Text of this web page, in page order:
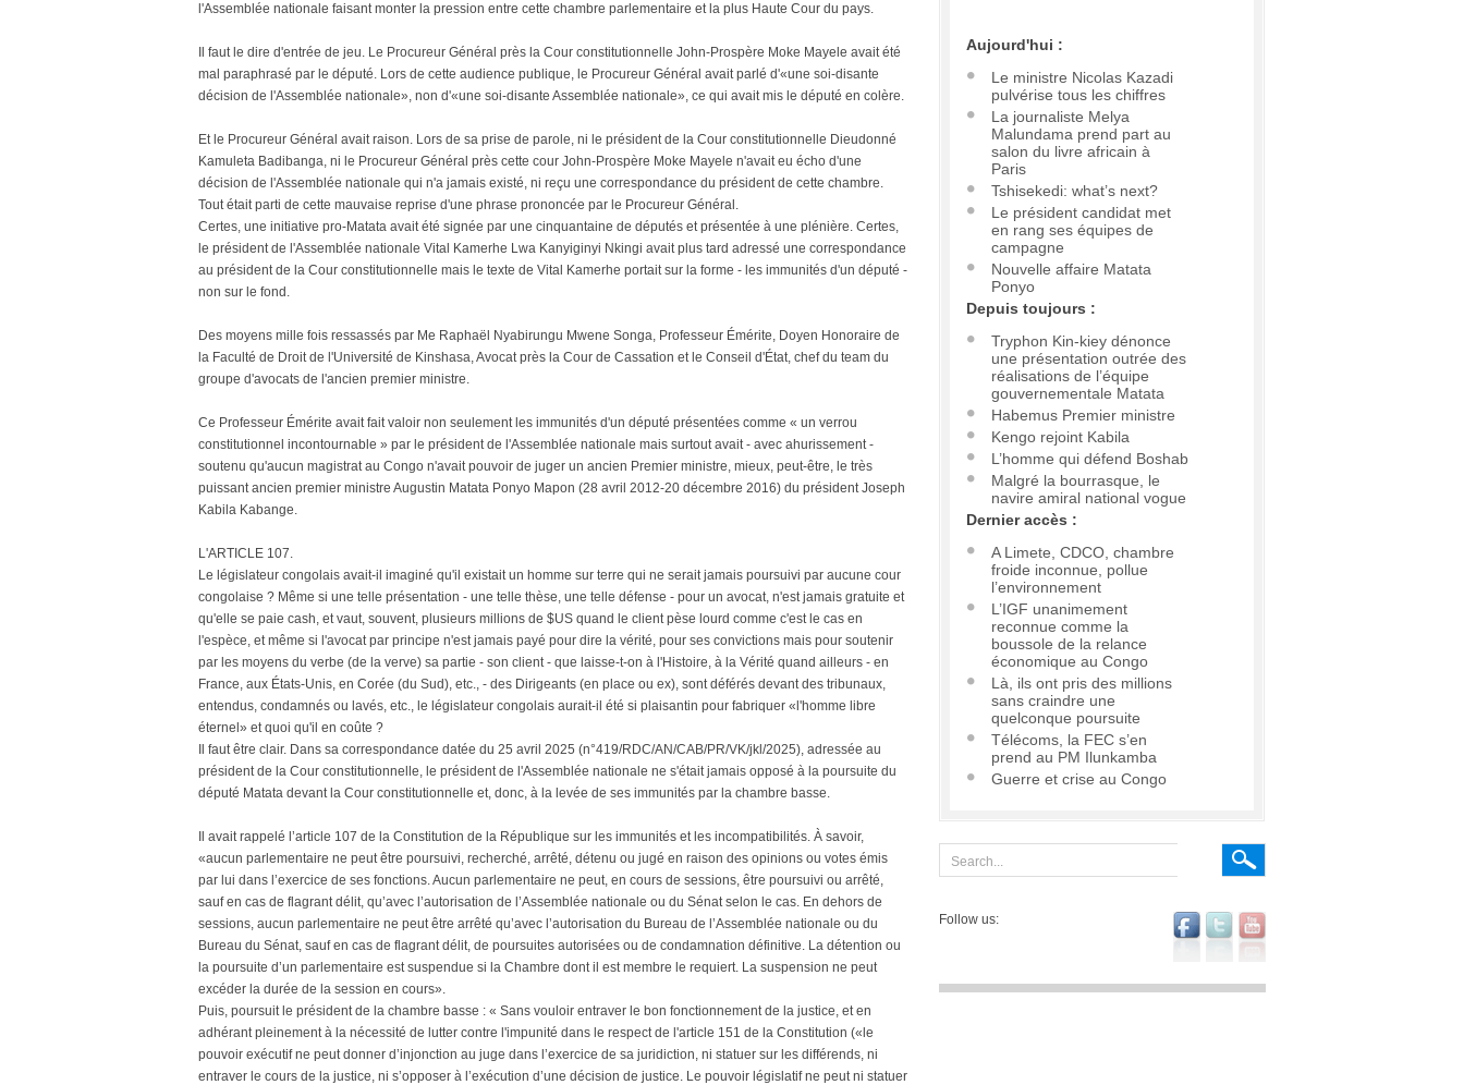
l'Assemblée nationale faisant monter la pression entre cette chambre parlementaire et la plus Haute Cour du pays.
Il faut le dire d'entrée de jeu. Le Procureur Général près la Cour constitutionnelle John-Prospère Moke Mayele avait été
mal paraphrasé par le député. Lors de cette audience publique, le Procureur Général avait parlé d'«une soi-disante
décision de l'Assemblée nationale», non d'«une soi-disante Assemblée nationale», ce qui avait mis le député en colère.
Et le Procureur Général avait raison. Lors de sa prise de parole, ni le président de la Cour constitutionnelle Dieudonné
Kamuleta Badibanga, ni le Procureur Général près cette cour John-Prospère Moke Mayele n'avait eu écho d'une
décision de l'Assemblée nationale qui n'a jamais existé, ni reçu une correspondance du président de cette chambre.
Tout était parti de cette mauvaise reprise d'une phrase prononcée par le Procureur Général.
Certes, une initiative pro-Matata avait été signée par une cinquantaine de députés et présentée à une plénière. Certes,
le président de l'Assemblée nationale Vital Kamerhe Lwa Kanyiginyi Nkingi avait plus tard adressé une correspondance
au président de la Cour constitutionnelle mais le texte de Vital Kamerhe portait sur la forme - les immunités d'un député -
non sur le fond.
Des moyens mille fois ressassés par Me Raphaël Nyabirungu Mwene Songa, Professeur Émérite, Doyen Honoraire de
la Faculté de Droit de l'Université de Kinshasa, Avocat près la Cour de Cassation et le Conseil d'État, chef du team du
groupe d'avocats de l'ancien premier ministre.
Ce Professeur Émérite avait fait valoir non seulement les immunités d'un député présentées comme « un verrou
constitutionnel incontournable » par le président de l'Assemblée nationale mais surtout avait - avec ahurissement -
soutenu qu'aucun magistrat au Congo n'avait pouvoir de juger un ancien Premier ministre, mieux, peut-être, le très
puissant ancien premier ministre Augustin Matata Ponyo Mapon (28 avril 2012-20 décembre 2016) du président Joseph
Kabila Kabange.
L'ARTICLE 107.
Le législateur congolais avait-il imaginé qu'il existait un homme sur terre qui ne serait jamais poursuivi par aucune cour
congolaise ? Même si une telle présentation - une telle thèse, une telle défense - pour un avocat, n'est jamais gratuite et
qu'elle se paie cash, et vaut, souvent, plusieurs millions de $US quand le client pèse lourd comme c'est le cas en
l'espèce, et même si l'avocat par principe n'est jamais payé pour dire la vérité, pour ses convictions mais pour soutenir
par les moyens du verbe (de la verve) sa partie - son client - que laisse-t-on à l'Histoire, à la Vérité quand ailleurs - en
France, aux États-Unis, en Corée (du Sud), etc., - des Dirigeants (en place ou ex), sont déférés devant des tribunaux,
entendus, condamnés ou lavés, etc., le législateur congolais aurait-il été si plaisantin pour fabriquer «l'homme libre
éternel» et quoi qu'il en coûte ?
Il faut être clair. Dans sa correspondance datée du 25 avril 2025 (n°419/RDC/AN/CAB/PR/VK/jkl/2025), adressée au
président de la Cour constitutionnelle, le président de l'Assemblée nationale ne s'était jamais opposé à la poursuite du
député Matata devant la Cour constitutionnelle et, donc, à la levée de ses immunités par la chambre basse.
Il avait rappelé l’article 107 de la Constitution de la République sur les immunités et les incompatibilités. À savoir,
«aucun parlementaire ne peut être poursuivi, recherché, arrêté, détenu ou jugé en raison des opinions ou votes émis
par lui dans l’exercice de ses fonctions. Aucun parlementaire ne peut, en cours de sessions, être poursuivi ou arrêté,
sauf en cas de flagrant délit, qu’avec l’autorisation de l’Assemblée nationale ou du Sénat selon le cas. En dehors de
sessions, aucun parlementaire ne peut être arrêté qu’avec l’autorisation du Bureau de l’Assemblée nationale ou du
Bureau du Sénat, sauf en cas de flagrant délit, de poursuites autorisées ou de condamnation définitive. La détention ou
la poursuite d’un parlementaire est suspendue si la Chambre dont il est membre le requiert. La suspension ne peut
excéder la durée de la session en cours».
Puis, poursuit le président de la chambre basse : « Sans vouloir entraver le bon fonctionnement de la justice, et en
adhérant pleinement à la nécessité de lutter contre l'impunité dans le respect de l'article 151 de la Constitution («le
pouvoir exécutif ne peut donner d’injonction au juge dans l’exercice de sa juridiction, ni statuer sur les différends, ni
entraver le cours de la justice, ni s’opposer à l’exécution d’une décision de justice. Le pouvoir législatif ne peut ni statuer
Aujourd'hui :
Le ministre Nicolas Kazadi
pulvérise tous les chiffres
La journaliste Melya
Malundama prend part au
salon du livre africain à
Paris
Tshisekedi: what’s next?
Le président candidat met
en rang ses équipes de
campagne
Nouvelle affaire Matata
Ponyo
Depuis toujours :
Tryphon Kin-kiey dénonce
une présentation outrée des
réalisations de l’équipe
gouvernementale Matata
Habemus Premier ministre
Kengo rejoint Kabila
L’homme qui défend Boshab
Malgré la bourrasque, le
navire amiral national vogue
Dernier accès :
A Limete, CDCO, chambre
froide inconnue, pollue
l’environnement
L’IGF unanimement
reconnue comme la
boussole de la relance
économique au Congo
Là, ils ont pris des millions
sans craindre une
quelconque poursuite
Télécoms, la FEC s’en
prend au PM Ilunkamba
Guerre et crise au Congo
Follow us: